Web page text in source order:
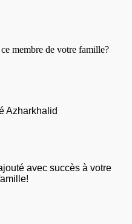
membre de votre famille?
Azharkhalid
avec succès à votre